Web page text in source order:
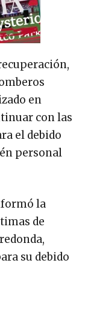
en
con las
el debido
personal
la
de
su debido